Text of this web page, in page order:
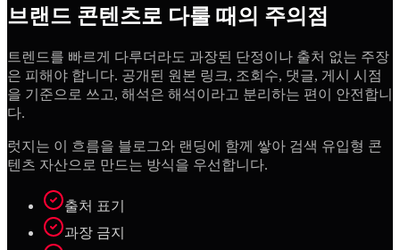
브랜드 콘텐츠로 다룰 때의 주의점
트렌드를 빠르게 다루더라도 과장된 단정이나 출처 없는 주장
은 피해야 합니다. 공개된 원본 링크, 조회수, 댓글, 게시 시점
을 기준으로 쓰고, 해석은 해석이라고 분리하는 편이 안전합니
다.
럿지는 이 흐름을 블로그와 랜딩에 함께 쌓아 검색 유입형 콘
텐츠 자산으로 만드는 방식을 우선합니다.
출처 표기
과장 금지